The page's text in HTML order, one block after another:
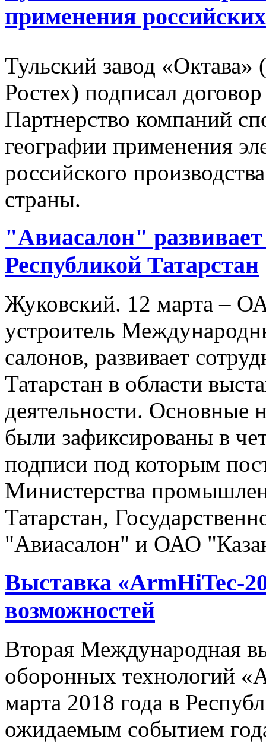
применения
Тульский завод
Ростех) подписал
Партнерство компаний
географии применения
российского
страны.
"Авиасалон" развивает
Республикой Татарстан
Жуковский. 12 марта –
устроитель
салонов, развивает
Татарстан в области
деятельности. Основные
были зафиксированы в
подписи под которым
Министерства
Татарстан,
"Авиасалон" и ОАО
Выставка «ArmHiTec-
возможностей
Вторая Международная
оборонных технологий
марта 2018 года в
ожидаемым событием